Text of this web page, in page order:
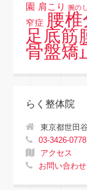
園 肩こり 腕の
窄症 腰
足底筋
骨盤矯
らく整体院
東京都世田
03-3426-0778
アクセス
お問い合わせ